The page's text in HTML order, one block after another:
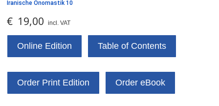
Iranische Onomastik 10
€ 19,00 incl. VAT
Online Edition Table of Contents
Order Print Edition Order eBook